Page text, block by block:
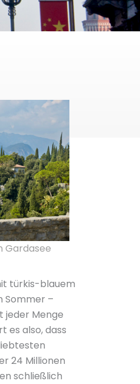
Gardasee
türkis-blauem
Sommer –
jeder Menge
es also, dass
24 Millionen
schließlich